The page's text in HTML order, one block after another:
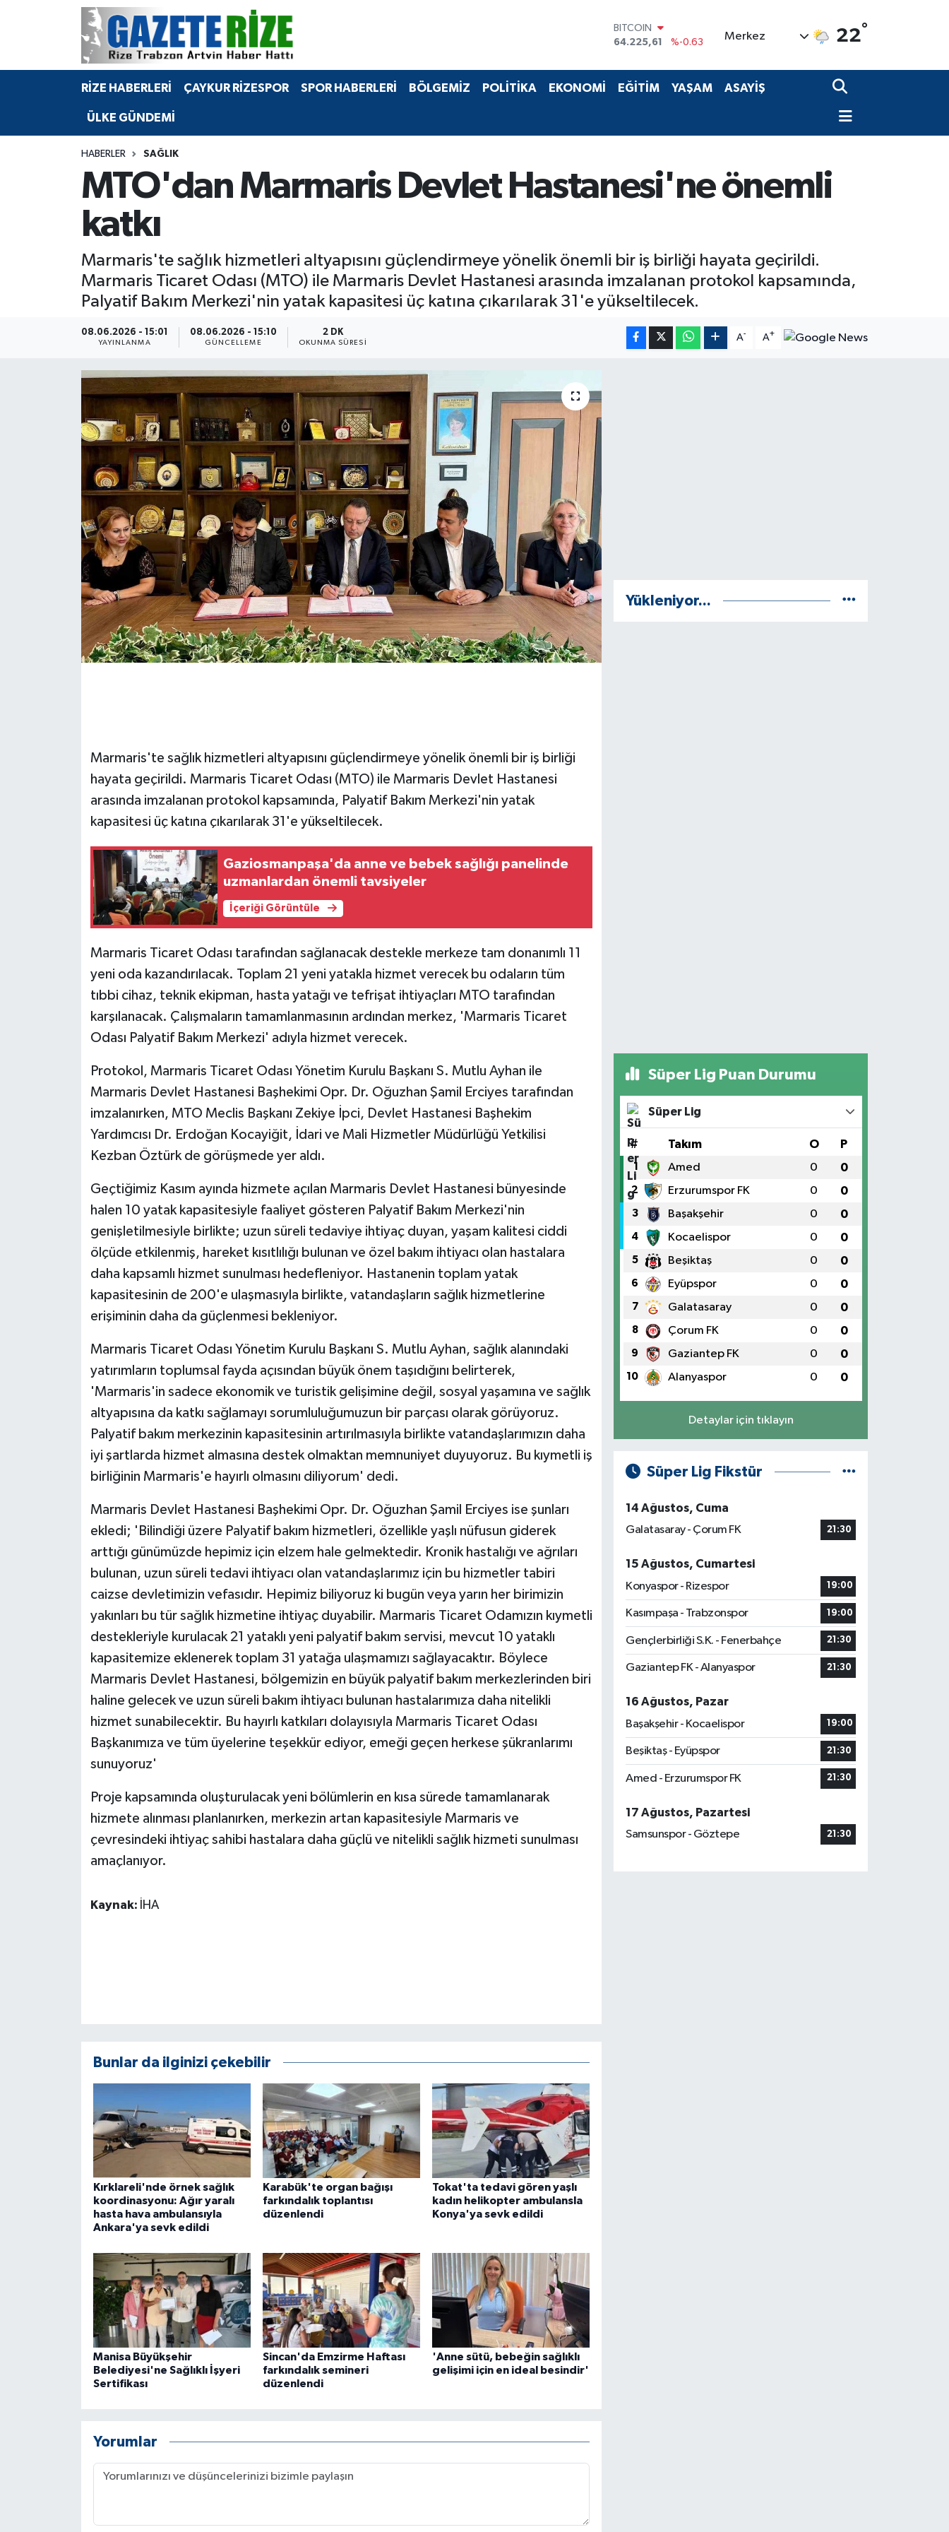
DOLAR
47,7143
%0.16
55,0317
%-0.02
STERLİN
64.225,61
%-0.63
Merkez 22°
RİZE HABERLERİ ÇAYKUR RİZESPOR SPOR HABERLERİ BÖLGEMİZ POLİTİKA EKONOMİ EĞİTİM YAŞAM ASAYİŞ
ÜLKE GÜNDEMİ
HABERLER SAĞLIK
MTO'dan Marmaris Devlet Hastanesi'ne önemli
katkı
Marmaris'te sağlık hizmetleri altyapısını güçlendirmeye yönelik önemli bir iş birliği hayata geçirildi.
Marmaris Ticaret Odası (MTO) ile Marmaris Devlet Hastanesi arasında imzalanan protokol kapsamında,
Palyatif Bakım Merkezi'nin yatak kapasitesi üç katına çıkarılarak 31'e yükseltilecek.
08.06.2026 - 15:01
YAYINLANMA
08.06.2026 - 15:10
GÜNCELLEME
2 DK
OKUNMA SÜRESI
A- A+
Marmaris'te sağlık hizmetleri altyapısını güçlendirmeye yönelik önemli bir iş birliği
hayata geçirildi. Marmaris Ticaret Odası (MTO) ile Marmaris Devlet Hastanesi
arasında imzalanan protokol kapsamında, Palyatif Bakım Merkezi'nin yatak
kapasitesi üç katına çıkarılarak 31'e yükseltilecek.
Gaziosmanpaşa'da anne ve bebek sağlığı panelinde
uzmanlardan önemli tavsiyeler
İçeriği Görüntüle
Marmaris Ticaret Odası tarafından sağlanacak destekle merkeze tam donanımlı 11
yeni oda kazandırılacak. Toplam 21 yeni yatakla hizmet verecek bu odaların tüm
tıbbi cihaz, teknik ekipman, hasta yatağı ve tefrişat ihtiyaçları MTO tarafından
karşılanacak. Çalışmaların tamamlanmasının ardından merkez, 'Marmaris Ticaret
Odası Palyatif Bakım Merkezi' adıyla hizmet verecek.
Protokol, Marmaris Ticaret Odası Yönetim Kurulu Başkanı S. Mutlu Ayhan ile
Marmaris Devlet Hastanesi Başhekimi Opr. Dr. Oğuzhan Şamil Erciyes tarafından
imzalanırken, MTO Meclis Başkanı Zekiye İpci, Devlet Hastanesi Başhekim
Yardımcısı Dr. Erdoğan Kocayiğit, İdari ve Mali Hizmetler Müdürlüğü Yetkilisi
Kezban Öztürk de görüşmede yer aldı.
Geçtiğimiz Kasım ayında hizmete açılan Marmaris Devlet Hastanesi bünyesinde
halen 10 yatak kapasitesiyle faaliyet gösteren Palyatif Bakım Merkezi'nin
genişletilmesiyle birlikte; uzun süreli tedaviye ihtiyaç duyan, yaşam kalitesi ciddi
ölçüde etkilenmiş, hareket kısıtlılığı bulunan ve özel bakım ihtiyacı olan hastalara
daha kapsamlı hizmet sunulması hedefleniyor. Hastanenin toplam yatak
kapasitesinin de 200'e ulaşmasıyla birlikte, vatandaşların sağlık hizmetlerine
erişiminin daha da güçlenmesi bekleniyor.
Marmaris Ticaret Odası Yönetim Kurulu Başkanı S. Mutlu Ayhan, sağlık alanındaki
yatırımların toplumsal fayda açısından büyük önem taşıdığını belirterek,
'Marmaris'in sadece ekonomik ve turistik gelişimine değil, sosyal yaşamına ve sağlık
altyapısına da katkı sağlamayı sorumluluğumuzun bir parçası olarak görüyoruz.
Palyatif bakım merkezinin kapasitesinin artırılmasıyla birlikte vatandaşlarımızın daha
iyi şartlarda hizmet almasına destek olmaktan memnuniyet duyuyoruz. Bu kıymetli iş
birliğinin Marmaris'e hayırlı olmasını diliyorum' dedi.
Marmaris Devlet Hastanesi Başhekimi Opr. Dr. Oğuzhan Şamil Erciyes ise şunları
ekledi; 'Bilindiği üzere Palyatif bakım hizmetleri, özellikle yaşlı nüfusun giderek
arttığı günümüzde hepimiz için elzem hale gelmektedir. Kronik hastalığı ve ağrıları
bulunan, uzun süreli tedavi ihtiyacı olan vatandaşlarımız için bu hizmetler tabiri
caizse devletimizin vefasıdır. Hepimiz biliyoruz ki bugün veya yarın her birimizin
yakınları bu tür sağlık hizmetine ihtiyaç duyabilir. Marmaris Ticaret Odamızın kıymetli
destekleriyle kurulacak 21 yataklı yeni palyatif bakım servisi, mevcut 10 yataklı
kapasitemize eklenerek toplam 31 yatağa ulaşmamızı sağlayacaktır. Böylece
Marmaris Devlet Hastanesi, bölgemizin en büyük palyatif bakım merkezlerinden biri
haline gelecek ve uzun süreli bakım ihtiyacı bulunan hastalarımıza daha nitelikli
hizmet sunabilecektir. Bu hayırlı katkıları dolayısıyla Marmaris Ticaret Odası
Başkanımıza ve tüm üyelerine teşekkür ediyor, emeği geçen herkese şükranlarımı
sunuyoruz'
Proje kapsamında oluşturulacak yeni bölümlerin en kısa sürede tamamlanarak
hizmete alınması planlanırken, merkezin artan kapasitesiyle Marmaris ve
çevresindeki ihtiyaç sahibi hastalara daha güçlü ve nitelikli sağlık hizmeti sunulması
amaçlanıyor.
Kaynak: İHA
Bunlar da ilginizi çekebilir
Kırklareli'nde örnek sağlık
koordinasyonu: Ağır yaralı
hasta hava ambulansıyla
Ankara'ya sevk edildi
Karabük'te organ bağışı
farkındalık toplantısı
düzenlendi
Tokat'ta tedavi gören yaşlı
kadın helikopter ambulansla
Konya'ya sevk edildi
Manisa Büyükşehir
Belediyesi'ne Sağlıklı İşyeri
Sertifikası
Sincan'da Emzirme Haftası
farkındalık semineri
düzenlendi
'Anne sütü, bebeğin sağlıklı
gelişimi için en ideal besindir'
Yorumlar
Yükleniyor...
Süper Lig Puan Durumu
Süper Lig
# Takım O P
1 Amed 0 0
2 Erzurumspor FK 0 0
3 Başakşehir 0 0
4 Kocaelispor 0 0
5 Beşiktaş 0 0
6 Eyüpspor 0 0
7 Galatasaray 0 0
8 Çorum FK 0 0
9 Gaziantep FK 0 0
10 Alanyaspor 0 0
Detaylar için tıklayın
Süper Lig Fikstür
14 Ağustos, Cuma
Galatasaray - Çorum FK
21:30
15 Ağustos, Cumartesi
Konyaspor - Rizespor
19:00
Kasımpaşa - Trabzonspor 19:00
Gençlerbirliği S.K. - Fenerbahçe 21:30
Gaziantep FK - Alanyaspor 21:30
16 Ağustos, Pazar
Başakşehir - Kocaelispor
19:00
Beşiktaş - Eyüpspor 21:30
Amed - Erzurumspor FK 21:30
17 Ağustos, Pazartesi
Samsunspor - Göztepe
21:30
BÖLGEMİZ
Bilim Teknoloji
Advertising news
Canlı Maç
Dış Haberler
EĞİTİM
EKONOMİ
English News
Flaş Haber
Gayrimenkul
HABERDE İNSAN
İş Dünyası
Jandarma
KÜLTÜR SANAT
MAGAZİN
TEKNOLOJİ
ÜLKE GÜNDEMİ
Yerel Haberler
Merkez Nöbetçi Eczaneler
Merkez Hava Durumu
Merkez Trafik Yoğunluk Haritası
Tüm Manşetler
Son Dakika Haberleri
Haber Arşivi